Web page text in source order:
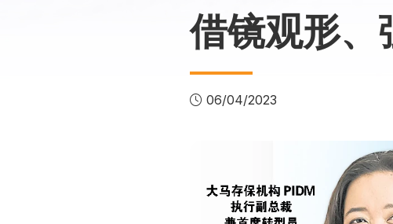
借镜观形、
06/04/2023